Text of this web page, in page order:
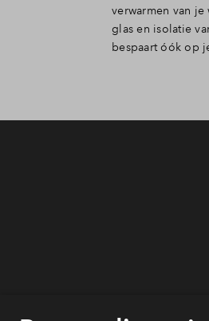
verwarmen van
glas en isolatie
bespaart óók op